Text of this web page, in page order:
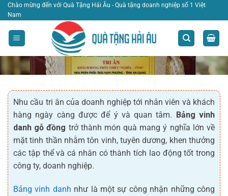
Bỏ
qua
nội
dung
Chào mừng đến với Quà Tặng Hải Âu - Quà tặng doanh nghiệp số 1 Việt
Nam
Bảng Vinh Danh Gỗ Đồng
TRANG CHỦ BẢNG VINH DANH GỖ ĐỒNG
LỌC
Nhu cầu tri ân của doanh nghiệp tới nhân viên và khách
hàng ngày càng được để ý và quan tâm. Bảng vinh
danh gỗ đồng trở thành món quà mang ý nghĩa lớn về
mặt tinh thần nhằm tôn vinh, tuyên dương, khen thưởng
các tập thể và cá nhân có thành tích lao động tốt trong
công ty, doanh nghiệp.
Bảng vinh danh như là một sự công nhận những công